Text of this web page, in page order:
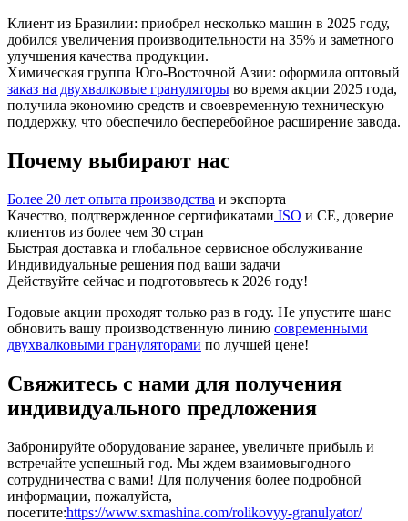
Клиент из Бразилии: приобрел несколько машин в 2025 году,
добился увеличения производительности на 35% и заметного
улучшения качества продукции.
Химическая группа Юго-Восточной Азии: оформила оптовый
заказ на двухвалковые грануляторы во время акции 2025 года,
получила экономию средств и своевременную техническую
поддержку, что обеспечило бесперебойное расширение завода.
Почему выбирают нас
Более 20 лет опыта производства и экспорта
Качество, подтвержденное сертификатами ISO и CE, доверие
клиентов из более чем 30 стран
Быстрая доставка и глобальное сервисное обслуживание
Индивидуальные решения под ваши задачи
Действуйте сейчас и подготовьтесь к 2026 году!
Годовые акции проходят только раз в году. Не упустите шанс
обновить вашу производственную линию современными
двухвалковыми грануляторами по лучшей цене!
Свяжитесь с нами для получения
индивидуального предложения
Забронируйте оборудование заранее, увеличьте прибыль и
встречайте успешный год. Мы ждем взаимовыгодного
сотрудничества с вами! Для получения более подробной
информации, пожалуйста,
посетите:https://www.sxmashina.com/rolikovyy-granulyator/